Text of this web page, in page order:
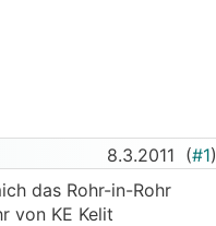
8.3.2011 (#1)
das Rohr-in-Rohr
von KE Kelit